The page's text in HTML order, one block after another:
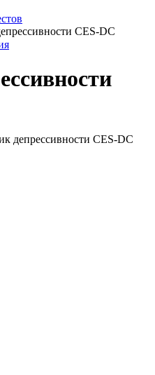
CES-DC
депрессивности CES-DC